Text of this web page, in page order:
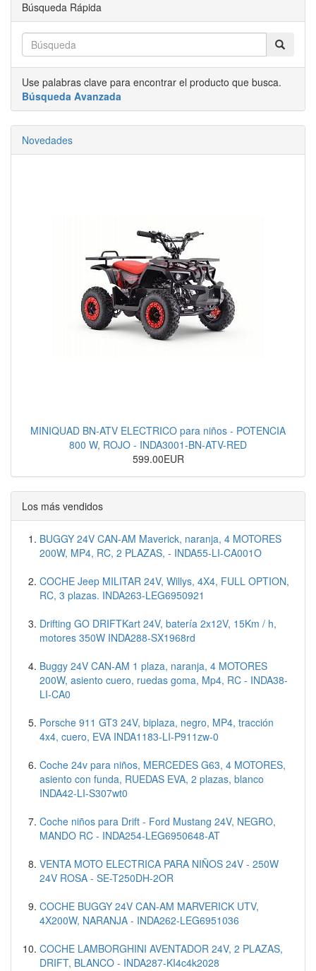
Búsqueda Rápida
Use palabras clave para encontrar el producto que busca.
Búsqueda Avanzada
Novedades
MINIQUAD BN-ATV ELECTRICO para niños - POTENCIA
800 W, ROJO - INDA3001-BN-ATV-RED
599.00EUR
Los más vendidos
BUGGY 24V CAN-AM Maverick, naranja, 4 MOTORES
200W, MP4, RC, 2 PLAZAS, - INDA55-LI-CA001O
COCHE Jeep MILITAR 24V, Willys, 4X4, FULL OPTION,
RC, 3 plazas. INDA263-LEG6950921
Drifting GO DRIFTKart 24V, batería 2x12V, 15Km / h,
motores 350W INDA288-SX1968rd
Buggy 24V CAN-AM 1 plaza, naranja, 4 MOTORES
200W, asiento cuero, ruedas goma, Mp4, RC - INDA38-
LI-CA0
Porsche 911 GT3 24V, biplaza, negro, MP4, tracción
4x4, cuero, EVA INDA1183-LI-P911zw-0
Coche 24v para niños, MERCEDES G63, 4 MOTORES,
asiento con funda, RUEDAS EVA, 2 plazas, blanco
INDA42-LI-S307wt0
Coche niños para Drift - Ford Mustang 24V, NEGRO,
MANDO RC - INDA254-LEG6950648-AT
VENTA MOTO ELECTRICA PARA NIÑOS 24V - 250W
24V ROSA - SE-T250DH-2OR
COCHE BUGGY 24V CAN-AM MARVERICK UTV,
4X200W, NARANJA - INDA262-LEG6951036
COCHE LAMBORGHINI AVENTADOR 24V, 2 PLAZAS,
DRIFT, BLANCO - INDA287-KI4c4k2028